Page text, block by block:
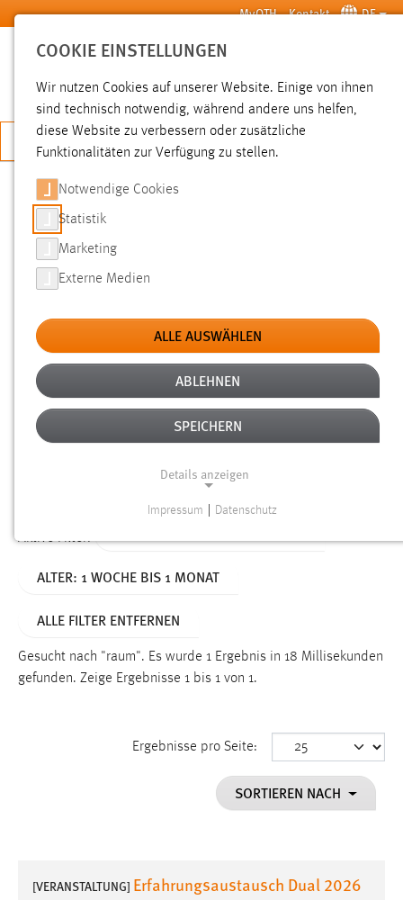
Zum Hauptinhalt springen MyOTH Kontakt DE
SUCHE
JETZT BEWERBEN
SUCHE
FILTER
Typ
Erstellungsdatum
Alter
Aktive Filter:
ALTER: 1 WOCHE BIS 1 MONAT
ALLE FILTER ENTFERNEN
Gesucht nach "raum". Es wurde 1 Ergebnis in 18 Millisekunden
gefunden. Zeige Ergebnisse 1 bis 1 von 1.
Ergebnisse pro Seite:
SORTIEREN NACH
[VERANSTALTUNG] Erfahrungsaustausch Dual 2026
COOKIE EINSTELLUNGEN
Wir nutzen Cookies auf unserer Website. Einige von ihnen
sind technisch notwendig, während andere uns helfen,
diese Website zu verbessern oder zusätzliche
Funktionalitäten zur Verfügung zu stellen.
Notwendige Cookies
Statistik
Marketing
Externe Medien
ALLE AUSWÄHLEN
ABLEHNEN
SPEICHERN
Details anzeigen
Funktionen und sind für die einwandfreie Funktion der
Name:
Dieser Cookie speichert die ausgewählten Einverständnis-
Performance
Impressum Datenschutz